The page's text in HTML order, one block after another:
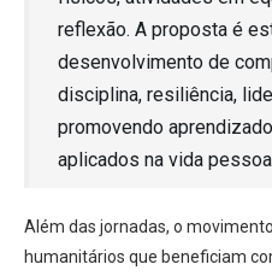
reflexão. A proposta é
desenvolvimento de
disciplina, resiliência,
promovendo
aplicados na vida
Além das jornadas, o
humanitários que beneficiam